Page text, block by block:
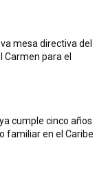
mesa directiva del
Carmen para el
cumple cinco años
familiar en el Caribe